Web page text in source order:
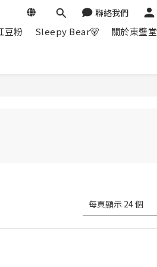
聯絡我們
豆粉 Sleepy Bear🐻 關於東璧堂
每頁顯示 24 個